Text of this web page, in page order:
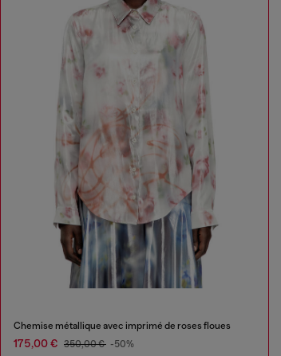
Chemise métallique avec imprimé de roses floues
175,00 € 350,00 € -50%